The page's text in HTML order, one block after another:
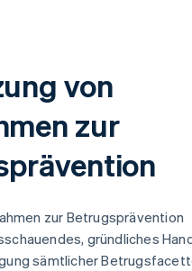
von
zur
zur Betrugsprävention
gründliches
sämtlicher